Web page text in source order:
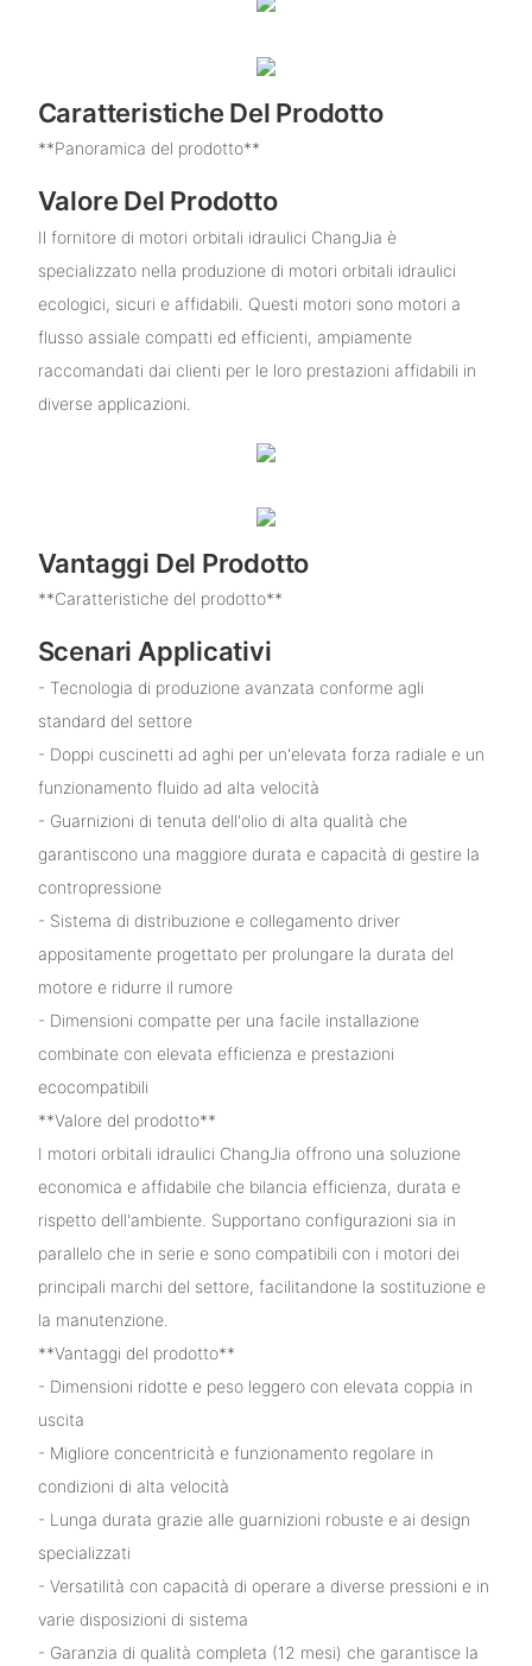
Caratteristiche Del Prodotto
**Panoramica del prodotto**
Valore Del Prodotto
Il fornitore di motori orbitali idraulici ChangJia è
specializzato nella produzione di motori orbitali idraulici
ecologici, sicuri e affidabili. Questi motori sono motori a
flusso assiale compatti ed efficienti, ampiamente
raccomandati dai clienti per le loro prestazioni affidabili in
diverse applicazioni.
Vantaggi Del Prodotto
**Caratteristiche del prodotto**
Scenari Applicativi
- Tecnologia di produzione avanzata conforme agli
standard del settore
- Doppi cuscinetti ad aghi per un'elevata forza radiale e un
funzionamento fluido ad alta velocità
- Guarnizioni di tenuta dell'olio di alta qualità che
garantiscono una maggiore durata e capacità di gestire la
contropressione
- Sistema di distribuzione e collegamento driver
appositamente progettato per prolungare la durata del
motore e ridurre il rumore
- Dimensioni compatte per una facile installazione
combinate con elevata efficienza e prestazioni
ecocompatibili
**Valore del prodotto**
I motori orbitali idraulici ChangJia offrono una soluzione
economica e affidabile che bilancia efficienza, durata e
rispetto dell'ambiente. Supportano configurazioni sia in
parallelo che in serie e sono compatibili con i motori dei
principali marchi del settore, facilitandone la sostituzione e
la manutenzione.
**Vantaggi del prodotto**
- Dimensioni ridotte e peso leggero con elevata coppia in
uscita
- Migliore concentricità e funzionamento regolare in
condizioni di alta velocità
- Lunga durata grazie alle guarnizioni robuste e ai design
specializzati
- Versatilità con capacità di operare a diverse pressioni e in
varie disposizioni di sistema
- Garanzia di qualità completa (12 mesi) che garantisce la